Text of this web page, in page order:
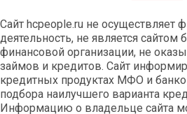
Сайт hcpeople.ru не осуществляет
деятельность, не является сайтом
финансовой организации, не
займов и кредитов. Сайт
кредитных продуктах МФО и
подбора наилучшего варианта
Информацию о владельце сайта